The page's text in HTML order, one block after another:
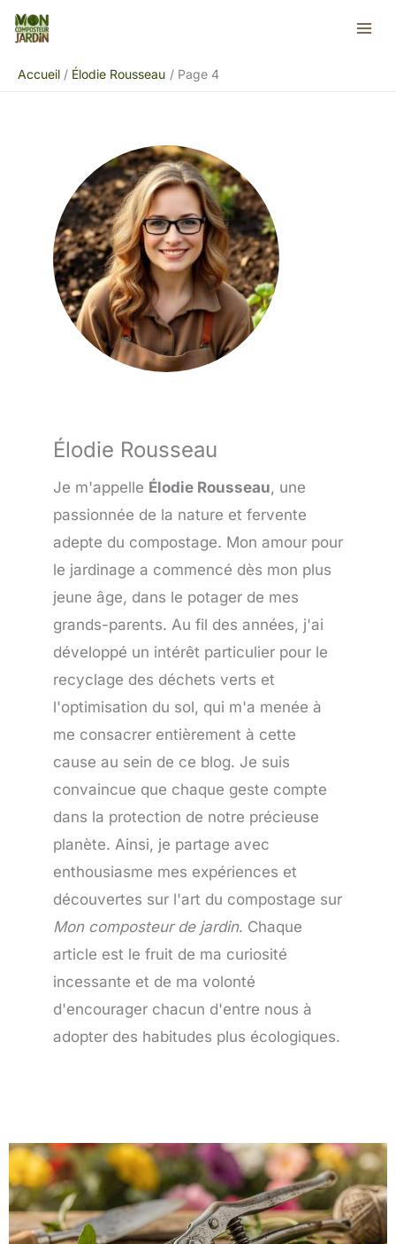
Aller
Accueil
Élodie Rousseau Page 4
Élodie Rousseau
Je m'appelle Élodie Rousseau, une
passionnée de la nature et fervente
adepte du compostage. Mon amour pour
le jardinage a commencé dès mon plus
jeune âge, dans le potager de mes
grands-parents. Au fil des années, j'ai
développé un intérêt particulier pour le
recyclage des déchets verts et
l'optimisation du sol, qui m'a menée à
me consacrer entièrement à cette
cause au sein de ce blog. Je suis
convaincue que chaque geste compte
dans la protection de notre précieuse
planète. Ainsi, je partage avec
enthousiasme mes expériences et
découvertes sur l'art du compostage sur
Mon composteur de jardin. Chaque
article est le fruit de ma curiosité
incessante et de ma volonté
d'encourager chacun d'entre nous à
adopter des habitudes plus écologiques.